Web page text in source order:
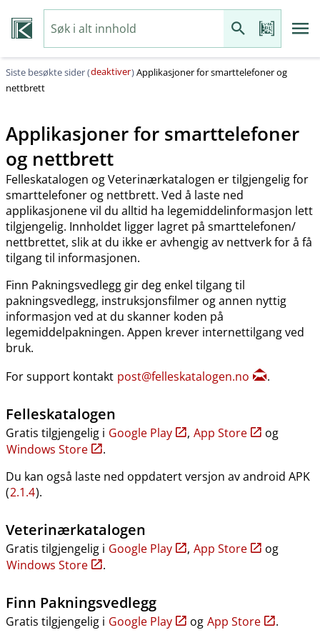
Siste besøkte sider (deaktiver)Applikasjoner for smarttelefoner og
nettbrett
Applikasjoner for smarttelefoner
og nettbrett
Felleskatalogen og Veterinærkatalogen er tilgjengelig for
smarttelefoner og nettbrett. Ved å laste ned
applikasjonene vil du alltid ha legemiddelinformasjon lett
tilgjengelig. Innholdet ligger lagret på smarttelefonen​/​
nettbrettet, slik at du ikke er avhengig av nettverk for å få
tilgang til informasjonen.
Finn Pakningsvedlegg gir deg enkel tilgang til
pakningsvedlegg, instruksjonsfilmer og annen nyttig
informasjon ved at du skanner koden på
legemiddelpakningen. Appen krever internettilgang ved
bruk.
For support kontakt post@felleskatalogen.no .
Felleskatalogen
Gratis tilgjengelig i Google Play , App Store
og
Windows Store
.
Du kan også laste ned oppdatert versjon av android APK
(2.1.4).
Veterinærkatalogen
Gratis tilgjengelig i Google Play , App Store
og
Windows Store
.
Finn Pakningsvedlegg
Gratis tilgjengelig i Google Play og App Store .